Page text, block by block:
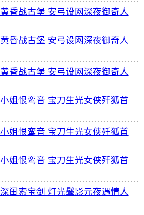
昏战古堡 安弓设网深夜御奇人
昏战古堡 安弓设网深夜御奇人
昏战古堡 安弓设网深夜御奇人
姐恨鸾音 宝刀生光女侠歼狐首
姐恨鸾音 宝刀生光女侠歼狐首
姐恨鸾音 宝刀生光女侠歼狐首
闺索宝剑 灯光鬓影元夜遇情人